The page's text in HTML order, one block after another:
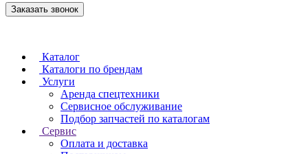
Заказать звонок
Каталог
Каталоги по брендам
Услуги
Аренда спецтехники
Сервисное обслуживание
Подбор запчастей по каталогам
Сервис
Оплата и доставка